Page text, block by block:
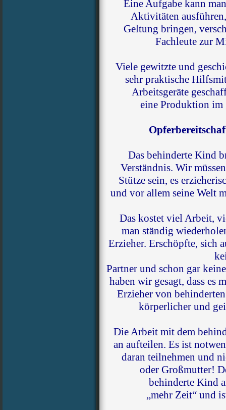
Eine Aufgabe kann
Aktivitäten
Geltung bringen,
Fachleute zur
Viele gewitzte und
sehr praktische
Arbeitsgeräte
eine Produktion im
Das behinderte Kind
Verständnis. Wir
Stütze sein, es
und vor allem seine Welt
Das kostet viel Arbeit,
man ständig
Erzieher. Erschöpfte, sich
Partner und schon gar
haben wir gesagt, dass es
Erzieher von
körperlicher und
Die Arbeit mit dem
an aufteilen. Es ist
daran teilnehmen und
oder Großmutter!
behinderte Kind
„mehr Zeit“ und